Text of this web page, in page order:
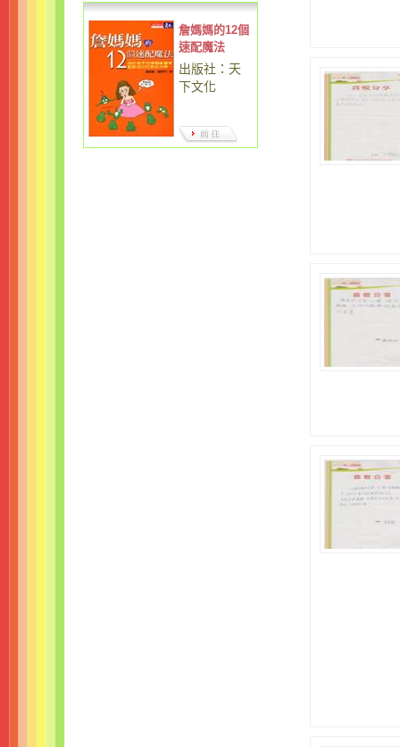
詹媽媽的12個
速配魔法
出版社：天
下文化